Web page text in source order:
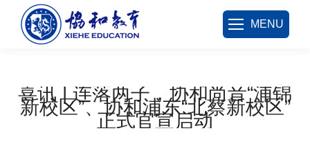
MENU
喜讯 | 连落两子，协和尚音“浦锦
新校区”、协和浦东“北蔡新校区”
正式官宣启动